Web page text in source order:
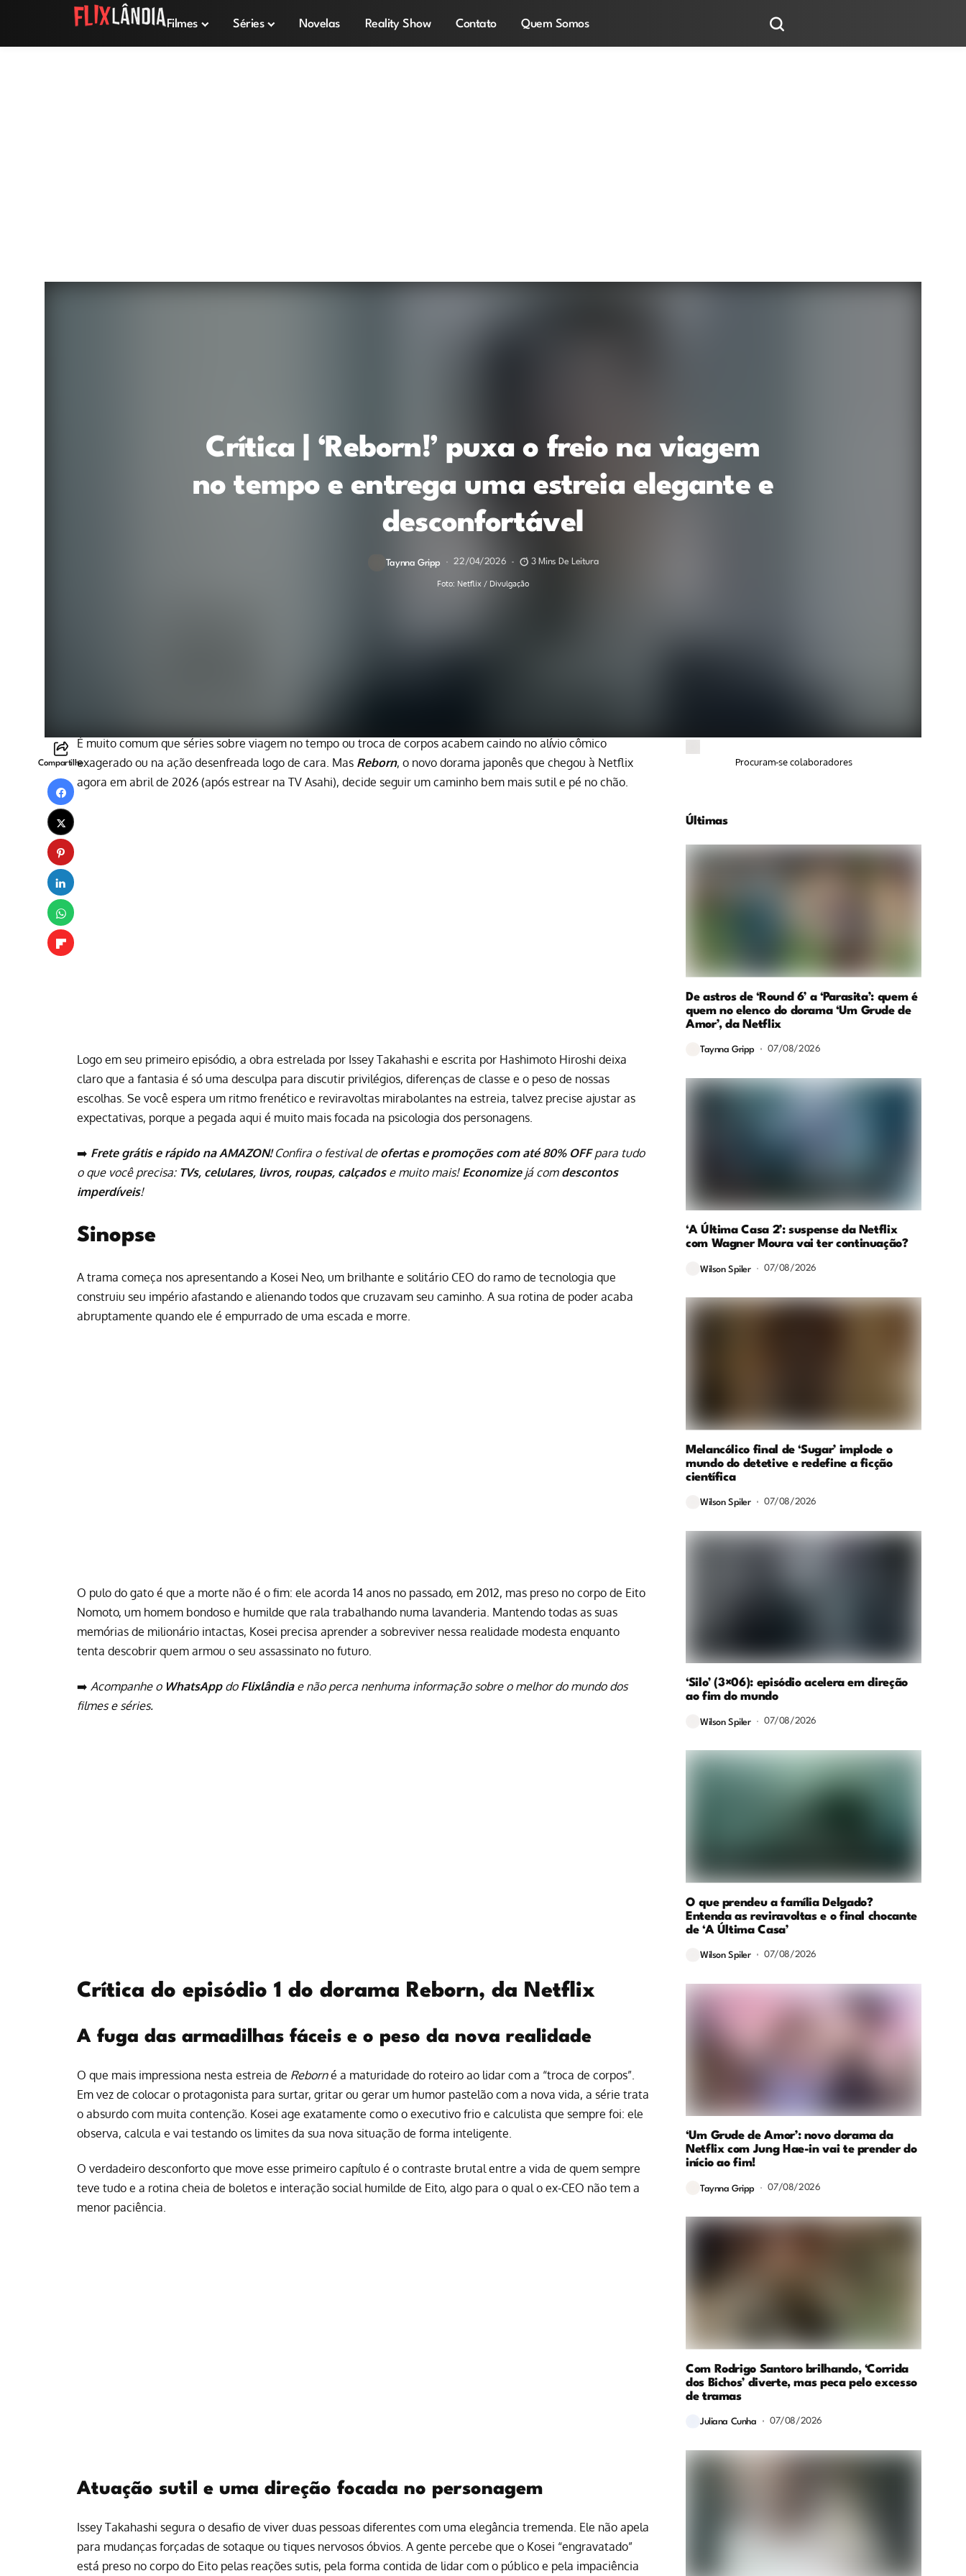
Filmes Séries Novelas Reality Show Contato Quem Somos
Crítica | ‘Reborn!’ puxa o freio na viagem
no tempo e entrega uma estreia elegante e
desconfortável
Taynna Gripp 22/04/2026 3 Mins De Leitura
Foto: Netflix / Divulgação
Compartilhe
É muito comum que séries sobre viagem no tempo ou troca de corpos acabem caindo no alívio cômico
exagerado ou na ação desenfreada logo de cara. Mas Reborn, o novo dorama japonês que chegou à Netflix
agora em abril de 2026 (após estrear na TV Asahi), decide seguir um caminho bem mais sutil e pé no chão.
Logo em seu primeiro episódio, a obra estrelada por Issey Takahashi e escrita por Hashimoto Hiroshi deixa
claro que a fantasia é só uma desculpa para discutir privilégios, diferenças de classe e o peso de nossas
escolhas. Se você espera um ritmo frenético e reviravoltas mirabolantes na estreia, talvez precise ajustar as
expectativas, porque a pegada aqui é muito mais focada na psicologia dos personagens.
➡️ Frete grátis e rápido na AMAZON!Confira o festival de ofertas e promoções com até 80% OFFpara tudo
o que você precisa: TVs, celulares, livros, roupas, calçadose muito mais! Economizejá com descontos
imperdíveis!
Sinopse
A trama começa nos apresentando a Kosei Neo, um brilhante e solitário CEO do ramo de tecnologia que
construiu seu império afastando e alienando todos que cruzavam seu caminho. A sua rotina de poder acaba
abruptamente quando ele é empurrado de uma escada e morre.
O pulo do gato é que a morte não é o fim: ele acorda 14 anos no passado, em 2012, mas preso no corpo de Eito
Nomoto, um homem bondoso e humilde que rala trabalhando numa lavanderia. Mantendo todas as suas
memórias de milionário intactas, Kosei precisa aprender a sobreviver nessa realidade modesta enquanto
tenta descobrir quem armou o seu assassinato no futuro.
➡️ Acompanhe o WhatsAppdo Flixlândiae não perca nenhuma informação sobre o melhor do mundo dos
filmes e séries.
Crítica do episódio 1 do dorama Reborn, da Netflix
A fuga das armadilhas fáceis e o peso da nova realidade
O que mais impressiona nesta estreia de Reborné a maturidade do roteiro ao lidar com a “troca de corpos”.
Em vez de colocar o protagonista para surtar, gritar ou gerar um humor pastelão com a nova vida, a série trata
o absurdo com muita contenção. Kosei age exatamente como o executivo frio e calculista que sempre foi: ele
observa, calcula e vai testando os limites da sua nova situação de forma inteligente.
O verdadeiro desconforto que move esse primeiro capítulo é o contraste brutal entre a vida de quem sempre
teve tudo e a rotina cheia de boletos e interação social humilde de Eito, algo para o qual o ex-CEO não tem a
menor paciência.
Atuação sutil e uma direção focada no personagem
Issey Takahashi segura o desafio de viver duas pessoas diferentes com uma elegância tremenda. Ele não apela
para mudanças forçadas de sotaque ou tiques nervosos óbvios. A gente percebe que o Kosei “engravatado”
está preso no corpo do Eito pelas reações sutis, pela forma contida de lidar com o público e pela impaciência
Procuram-se colaboradores
Últimas
De astros de ‘Round 6’ a ‘Parasita’: quem é
quem no elenco do dorama ‘Um Grude de
Amor’, da Netflix
Taynna Gripp 07/08/2026
‘A Última Casa 2’: suspense da Netflix
com Wagner Moura vai ter continuação?
Wilson Spiler 07/08/2026
Melancólico final de ‘Sugar’ implode o
mundo do detetive e redefine a ficção
científica
Wilson Spiler 07/08/2026
‘Silo’ (3×06): episódio acelera em direção
ao fim do mundo
Wilson Spiler 07/08/2026
O que prendeu a família Delgado?
Entenda as reviravoltas e o final chocante
de ‘A Última Casa’
Wilson Spiler 07/08/2026
‘Um Grude de Amor’: novo dorama da
Netflix com Jung Hae-in vai te prender do
início ao fim!
Taynna Gripp 07/08/2026
Com Rodrigo Santoro brilhando, ‘Corrida
dos Bichos’ diverte, mas peca pelo excesso
de tramas
Juliana Cunha 07/08/2026